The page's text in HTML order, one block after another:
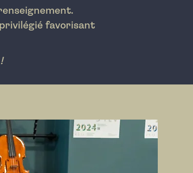
favorisant